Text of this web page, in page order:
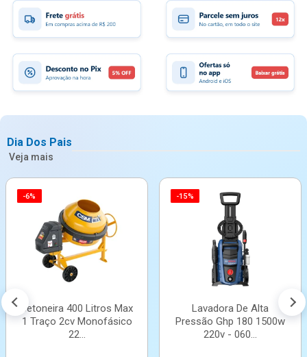
Dia Dos Pais
Veja mais
-6%
Betoneira 400 Litros Max
1 Traço 2cv Monofásico
22...
-15%
Lavadora De Alta
Pressão Ghp 180 1500w
220v - 060...